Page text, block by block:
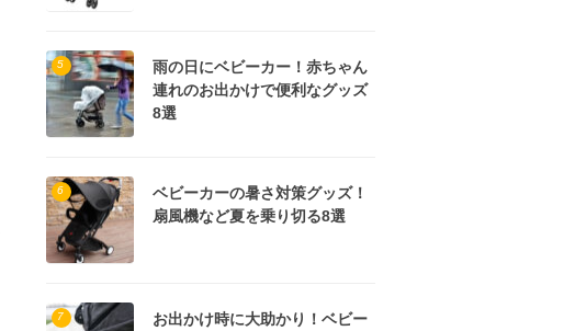
5
雨の日にベビーカー！赤ちゃん
連れのお出かけで便利なグッズ
8選
6
ベビーカーの暑さ対策グッズ！
扇風機など夏を乗り切る8選
7
お出かけ時に大助かり！ベビー